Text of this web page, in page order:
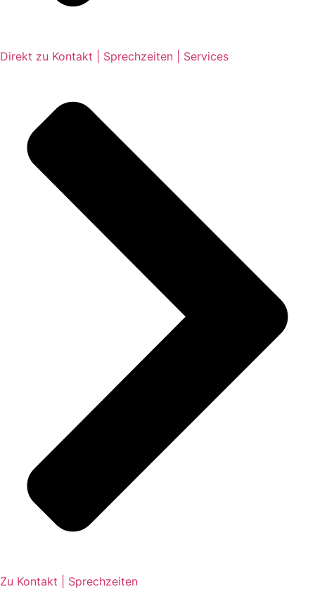
Direkt zu Kontakt | Sprechzeiten | Services
Zu Kontakt | Sprechzeiten